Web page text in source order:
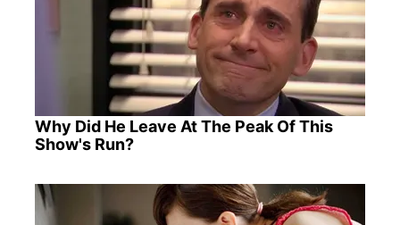
Why Did He Leave At The Peak Of This
Show's Run?